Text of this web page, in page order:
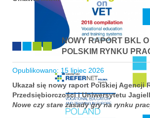
NOWY RAPORT BKL
POLSKIM RYNKU
Opublikowano: 15 lipiec 2026
Ukazał się nowy raport Polskiej Agencji
Przedsiębiorczości i Uniwersytetu
Nowe czy stare zasady gry na rynku